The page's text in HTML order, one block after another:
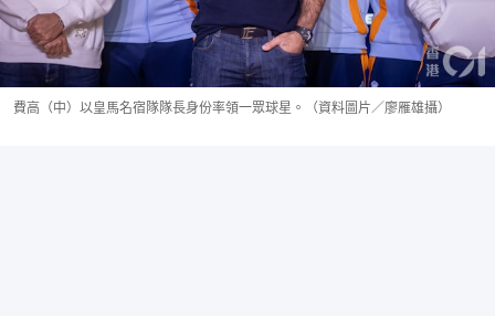
費高（中）以皇馬名宿隊隊長身份率領一眾球星。（資料圖片／廖雁雄攝）